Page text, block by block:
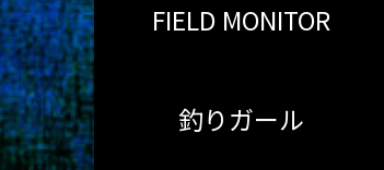
FIELD MONITOR
釣りガール